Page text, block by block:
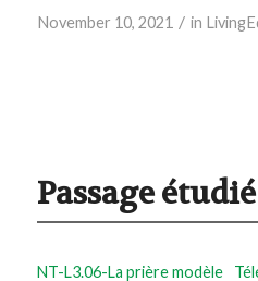
November 10, 2021 / in
Passage
NT-L3.06-La prière modèle